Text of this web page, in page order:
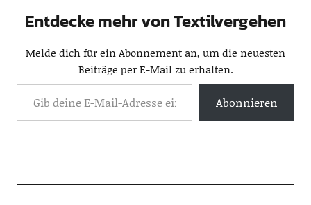
Entdecke mehr von Textilvergehen
Melde dich für ein Abonnement an, um die neuesten
Beiträge per E-Mail zu erhalten.
Abonnieren